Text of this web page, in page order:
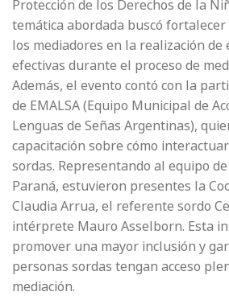
Protección de los Derechos de la
temática abordada buscó
los mediadores en la realización
efectivas durante el proceso de
Además, el evento contó con la
de EMALSA (Equipo Municipal de
Lenguas de Señas Argentinas),
capacitación sobre cómo
sordas. Representando al equipo
Paraná, estuvieron presentes la
Claudia Arrua, el referente sordo
intérprete Mauro Asselborn. Esta
promover una mayor inclusión y
personas sordas tengan acceso
mediación.